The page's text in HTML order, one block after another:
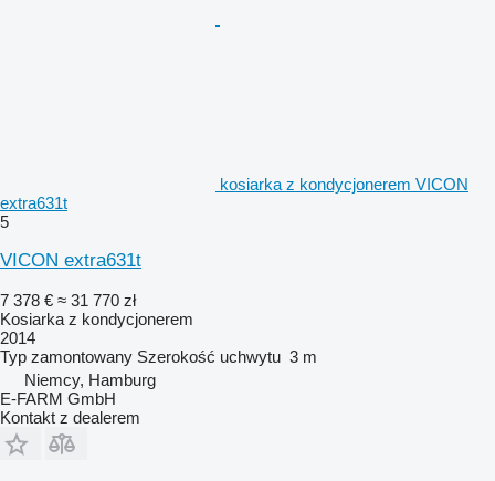
kosiarka z kondycjonerem VICON
extra631t
5
VICON extra631t
7 378 € ≈ 31 770 zł
Kosiarka z kondycjonerem
2014
Typ zamontowany Szerokość uchwytu 3 m
Niemcy, Hamburg
E-FARM GmbH
Kontakt z dealerem